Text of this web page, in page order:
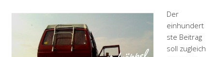
Der
einhundert
ste Beitrag
soll zugleich